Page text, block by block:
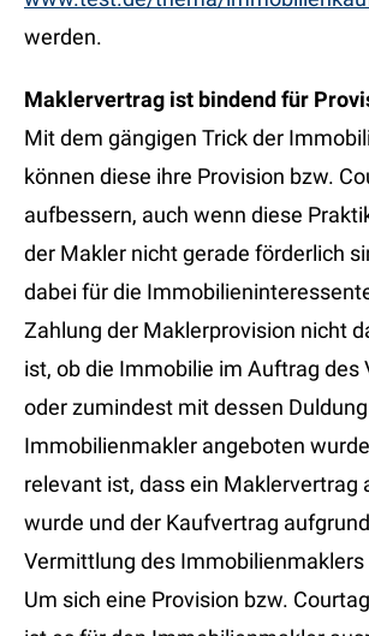
werden.
Maklervertrag ist bindend für
Mit dem gängigen Trick der
können diese ihre Provision bzw.
aufbessern, auch wenn diese
der Makler nicht gerade förderlich
dabei für die
Zahlung der Maklerprovision nicht
ist, ob die Immobilie im Auftrag des
oder zumindest mit dessen
Immobilienmakler angeboten
relevant ist, dass ein Maklervertrag
wurde und der Kaufvertrag
Vermittlung des
Um sich eine Provision bzw.